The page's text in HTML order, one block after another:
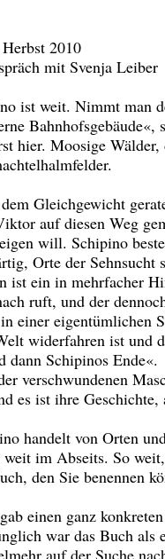
2010
mit Svenja Leiber
ist weit. Nimmt man
hier. Moosige
Gleichgewicht
auf diesen Weg
will. Schipino
Orte der Sehnsucht
ist ein in mehrfacher
ruft, und der
einer eigentümlichen
widerfahren ist und
dann Schipinos Ende«.
verschwundenen
es ist ihre
handelt von Orten
im Abseits. So
den Sie benennen
einen ganz
war das Buch
auf der Suche